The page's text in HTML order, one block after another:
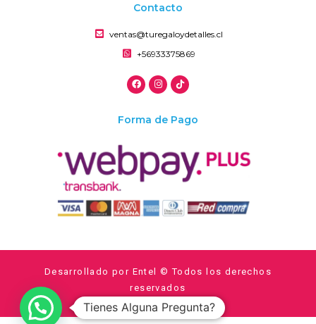
Contacto
ventas@turegaloydetalles.cl
+56933375869
Forma de Pago
Desarrollado por Entel © Todos los derechos
reservados
Tienes Alguna Pregunta?